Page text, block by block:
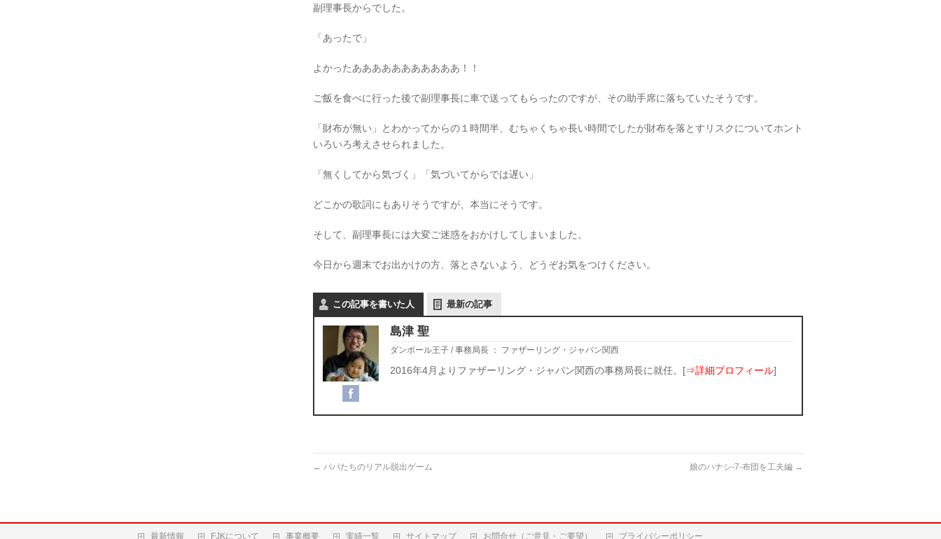
副理事長からでした。
「あったで」
よかったあああああああああああ！！
ご飯を食べに行った後で副理事長に車で送ってもらったのですが、その助手席に落ちていたそうです。
「財布が無い」とわかってからの１時間半、むちゃくちゃ長い時間でしたが財布を落とすリスクについてホント
いろいろ考えさせられました。
「無くしてから気づく」「気づいてからでは遅い」
どこかの歌詞にもありそうですが、本当にそうです。
そして、副理事長には大変ご迷惑をおかけしてしまいました。
今日から週末でお出かけの方、落とさないよう、どうぞお気をつけください。
この記事を書いた人 最新の記事
島津 聖
ダンボール王子 / 事務局長 ： ファザーリング・ジャパン関西
2016年4月よりファザーリング・ジャパン関西の事務局長に就任。[⇒詳細プロフィール]
← パパたちのリアル脱出ゲーム 娘のハナシ-7-布団を工夫編 →
最新情報 FJKについて 事業概要 実績一覧 サイトマップ お問合せ（ご意見・ご要望） プライバシーポリシー